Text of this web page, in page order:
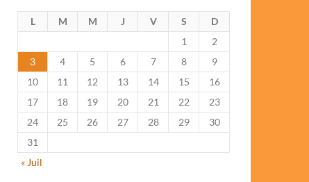
L M M J V S
D
1
2
3
4 5 6 7 8
9
10
11 12 13 14 15
16
17
18 19 20 21 22
23
24
25 26 27 28 29
30
31
« Juil